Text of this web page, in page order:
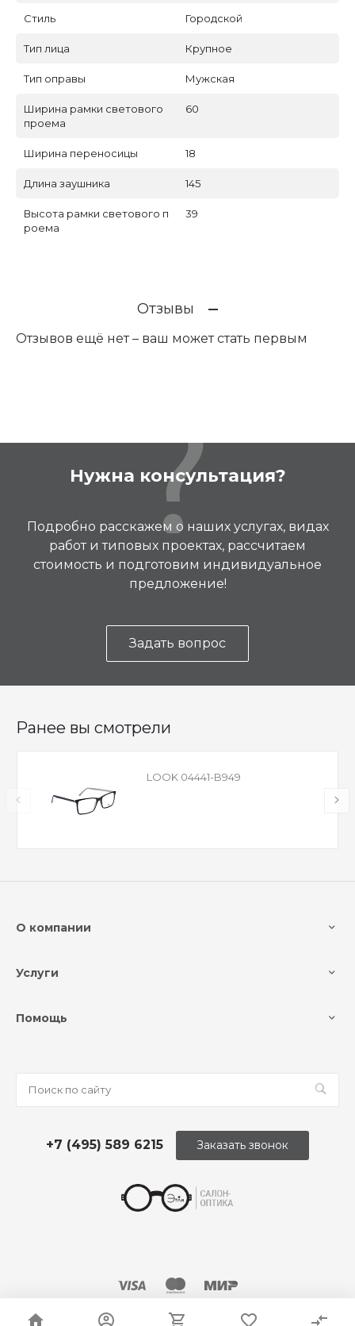
Стиль Городской
Тип лица Крупное
Тип оправы Мужская
Ширина рамки светового
проема
60
Ширина переносицы 18
Длина заушника 145
Высота рамки светового п
роема
39
Отзывы
Отзывов ещё нет – ваш может стать первым
Нужна консультация?
Подробно расскажем о наших услугах, видах
работ и типовых проектах, рассчитаем
стоимость и подготовим индивидуальное
предложение!
Задать вопрос
Ранее вы смотрели
LOOK 04441-B949
О компании
Услуги
Помощь
+7 (495) 589 6215 Заказать звонок